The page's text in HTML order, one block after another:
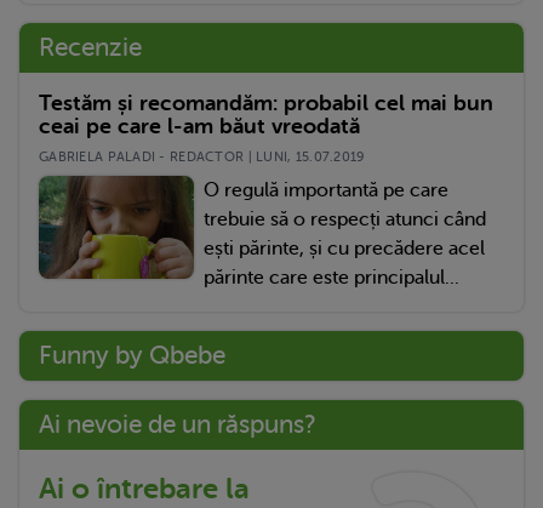
Recenzie
Testăm și recomandăm: probabil cel mai bun
ceai pe care l-am băut vreodată
GABRIELA PALADI - REDACTOR | LUNI, 15.07.2019
O regulă importantă pe care
trebuie să o respecți atunci când
ești părinte, și cu precădere acel
părinte care este principalul...
Funny by Qbebe
Ai nevoie de un răspuns?
Ai o întrebare la